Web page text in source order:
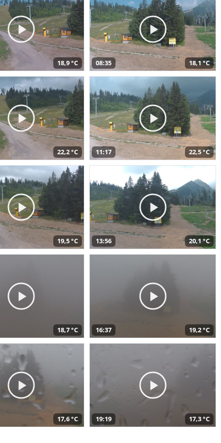
18,9 °C 08:35 18,1 °C
22,2 °C 11:17 22,5 °C
19,5 °C 13:56 20,1 °C
18,7 °C 16:37 19,2 °C
17,6 °C 19:19 17,3 °C